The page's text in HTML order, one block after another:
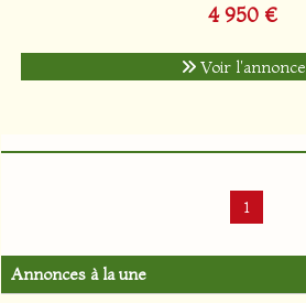
Annonces à la une
4 950 €
Voir l'annonce
1